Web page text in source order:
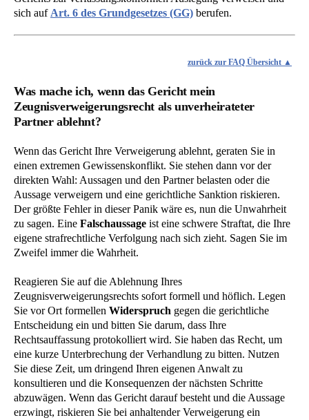
sich auf Art. 6 des Grundgesetzes (GG) berufen.
zurück zur FAQ Übersicht
Was mache ich, wenn das Gericht mein
Zeugnisverweigerungsrecht als unverheirateter
Partner ablehnt?
Wenn das Gericht Ihre Verweigerung ablehnt, geraten Sie in
einen extremen Gewissenskonflikt. Sie stehen dann vor der
direkten Wahl: Aussagen und den Partner belasten oder die
Aussage verweigern und eine gerichtliche Sanktion riskieren.
Der größte Fehler in dieser Panik wäre es, nun die Unwahrheit
zu sagen. Eine Falschaussage ist eine schwere Straftat, die Ihre
eigene strafrechtliche Verfolgung nach sich zieht. Sagen Sie im
Zweifel immer die Wahrheit.
Reagieren Sie auf die Ablehnung Ihres
Zeugnisverweigerungsrechts sofort formell und höflich. Legen
Sie vor Ort formellen Widerspruch gegen die gerichtliche
Entscheidung ein und bitten Sie darum, dass Ihre
Rechtsauffassung protokolliert wird. Sie haben das Recht, um
eine kurze Unterbrechung der Verhandlung zu bitten. Nutzen
Sie diese Zeit, um dringend Ihren eigenen Anwalt zu
konsultieren und die Konsequenzen der nächsten Schritte
abzuwägen. Wenn das Gericht darauf besteht und die Aussage
erzwingt, riskieren Sie bei anhaltender Verweigerung ein